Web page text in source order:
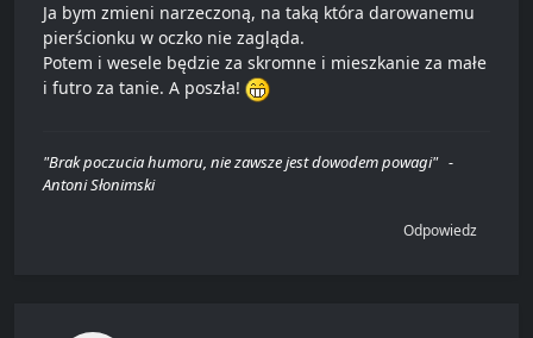
Ja bym zmieni narzeczoną, na taką która darowanemu
pierścionku w oczko nie zagląda.
Potem i wesele będzie za skromne i mieszkanie za małe
i futro za tanie. A poszła!
"Brak poczucia humoru, nie zawsze jest dowodem powagi" -
Antoni Słonimski
Odpowiedz